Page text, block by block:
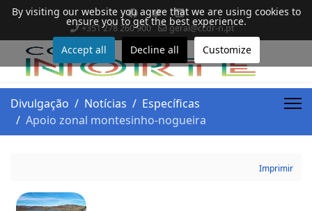
+351 278 260 900 geral@ccdr-n.pt
Divulgação Notícias
Específicas
Apoio zonal montesinho-nogueira
Imprimir
By visiting our website you agree that we are using cookies to
ensure you to get the best experience.
Accept all Decline all Customize